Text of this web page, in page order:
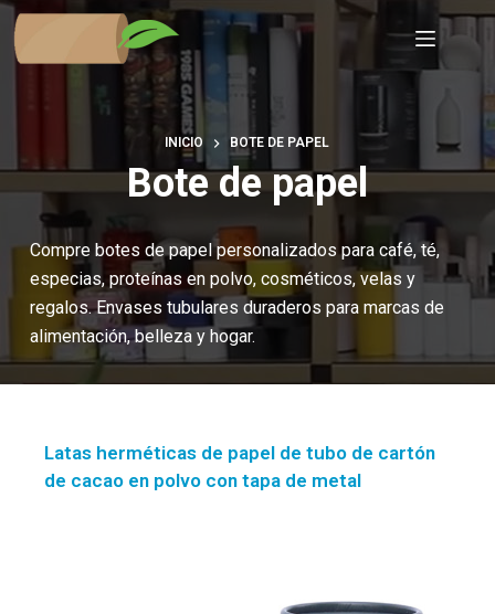
Saltar
contenido
INICIO BOTE DE PAPEL
Bote de papel
Compre botes de papel personalizados para café, té,
especias, proteínas en polvo, cosméticos, velas y
regalos. Envases tubulares duraderos para marcas de
alimentación, belleza y hogar.
Latas herméticas de papel de tubo de cartón
de cacao en polvo con tapa de metal